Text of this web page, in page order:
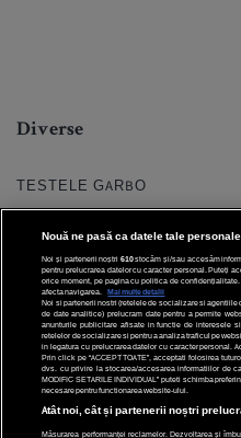
Diverse
TESTELE GARBO
HOROSCOP
HOROSCOPUL IUBIRII
FORUMURI
TRATAMENTE NATURISTE
DICTIONARE NUME
Nouă ne pasă ca datele tale
Noi și partenerii noștri 610stocăm și/sau accesăm
pentru prelucrarea datelor cu caracter personal. Puteți
orice moment, pe pagina cu politica de
afecta navigarea.
Mai multe detalii
Noi si partenerii nostri (retelele de socializare si
de date analitice) prelucram date pentru a permite
anunturile publicitare afisate in functie de interesele
retelelor de socializare si pentru a analiza traficul pe
in legatura cu prelucrarea datelor cu caracter personal.
Prin click pe “ACCEPT TOATE”, acceptati folosirea
dvs. cu privire la stocarea/accesarea informatiilor de
MODIFIC SETARILE INDIVIDUAL” puteti schimba
necesare pentru functionarea website-ului.
Atât noi, cât și partenerii noștri
Măsurarea performanței reclamelor. Dezvoltarea și